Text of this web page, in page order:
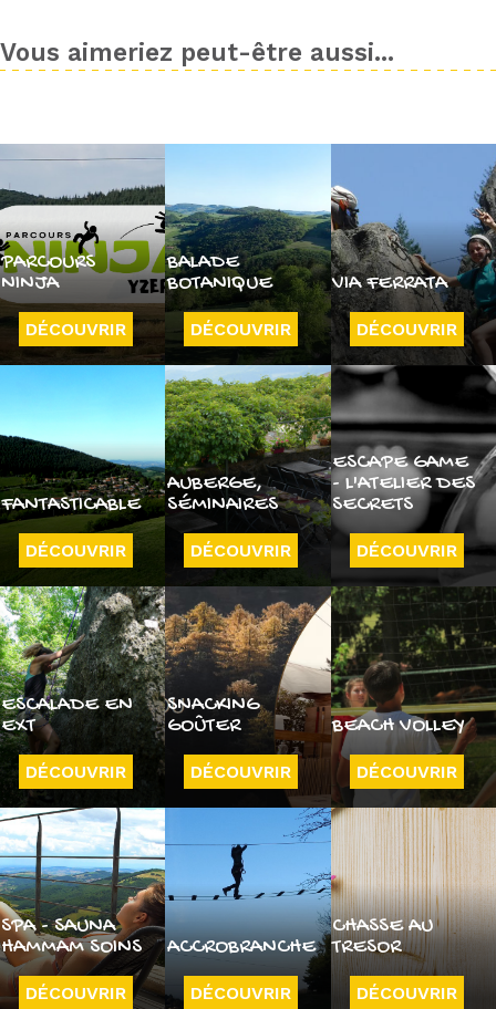
Vous aimeriez peut-être aussi...
PARCOURS
NINJA
DÉCOUVRIR
BALADE
BOTANIQUE
DÉCOUVRIR
VIA FERRATA
DÉCOUVRIR
FANTASTICABLE
DÉCOUVRIR
AUBERGE,
SÉMINAIRES
DÉCOUVRIR
ESCAPE GAME
- L'ATELIER DES
SECRETS
DÉCOUVRIR
ESCALADE EN
EXT
DÉCOUVRIR
SNACKING
GOÛTER
DÉCOUVRIR
BEACH VOLLEY
DÉCOUVRIR
SPA - SAUNA
HAMMAM SOINS
DÉCOUVRIR
ACCROBRANCHE
DÉCOUVRIR
CHASSE AU
TRESOR
DÉCOUVRIR